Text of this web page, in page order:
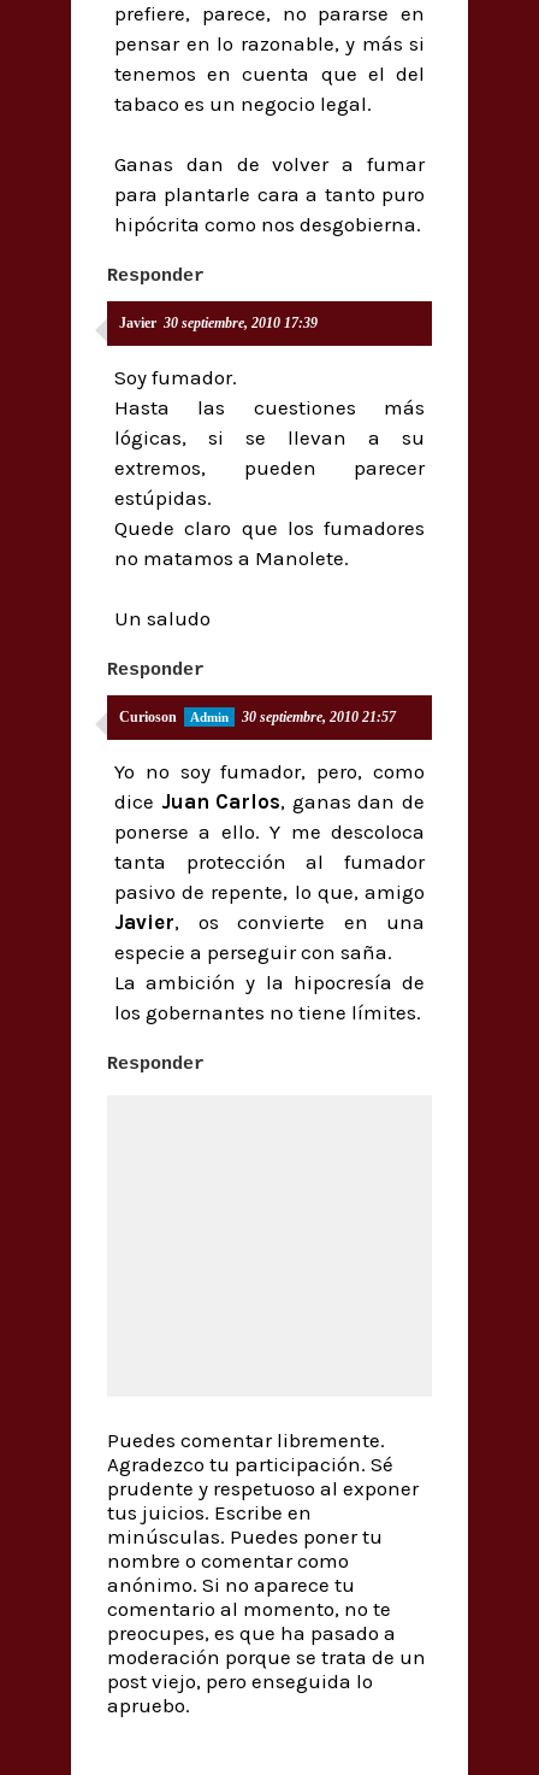
prefiere, parece, no pararse en
pensar en lo razonable, y más si
tenemos en cuenta que el del
tabaco es un negocio legal.
Ganas dan de volver a fumar
para plantarle cara a tanto puro
hipócrita como nos desgobierna.
Responder
Javier 30 septiembre, 2010 17:39
Soy fumador.
Hasta las cuestiones más
lógicas, si se llevan a su
extremos, pueden parecer
estúpidas.
Quede claro que los fumadores
no matamos a Manolete.
Un saludo
Responder
Curioson 30 septiembre, 2010 21:57
Yo no soy fumador, pero, como
dice Juan Carlos, ganas dan de
ponerse a ello. Y me descoloca
tanta protección al fumador
pasivo de repente, lo que, amigo
Javier, os convierte en una
especie a perseguir con saña.
La ambición y la hipocresía de
los gobernantes no tiene límites.
Responder
Puedes comentar libremente.
Agradezco tu participación. Sé
prudente y respetuoso al exponer
tus juicios. Escribe en
minúsculas. Puedes poner tu
nombre o comentar como
anónimo. Si no aparece tu
comentario al momento, no te
preocupes, es que ha pasado a
moderación porque se trata de un
post viejo, pero enseguida lo
apruebo.